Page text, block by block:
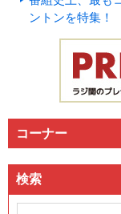
ントンを特集！
コーナー
検索